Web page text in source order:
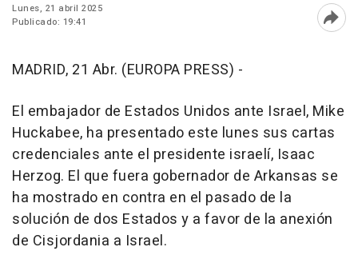
Lunes, 21 abril 2025
Publicado: 19:41
MADRID, 21 Abr. (EUROPA PRESS) -
El embajador de Estados Unidos ante Israel, Mike
Huckabee, ha presentado este lunes sus cartas
credenciales ante el presidente israelí, Isaac
Herzog. El que fuera gobernador de Arkansas se
ha mostrado en contra en el pasado de la
solución de dos Estados y a favor de la anexión
de Cisjordania a Israel.